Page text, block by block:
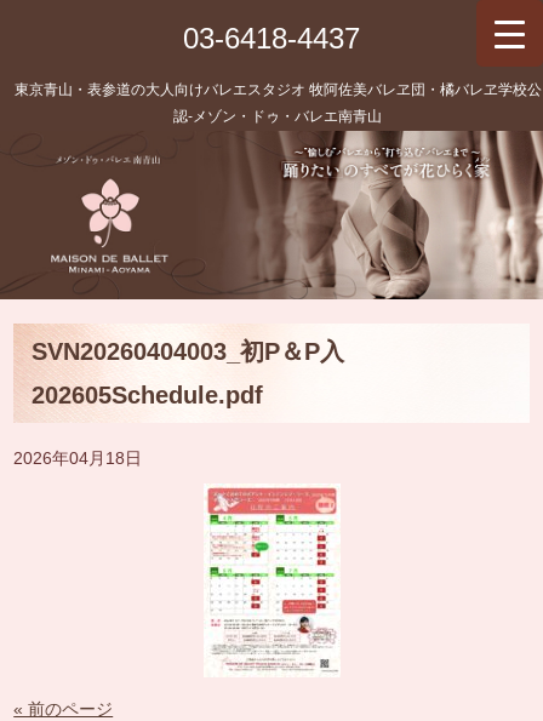
03-6418-4437
東京青山・表参道の大人向けバレエスタジオ 牧阿佐美バレヱ団・橘バレヱ学校公
認‐メゾン・ドゥ・バレエ南青山
SVN20260404003_初P＆P入
202605Schedule.pdf
2026年04月18日
« 前のページ